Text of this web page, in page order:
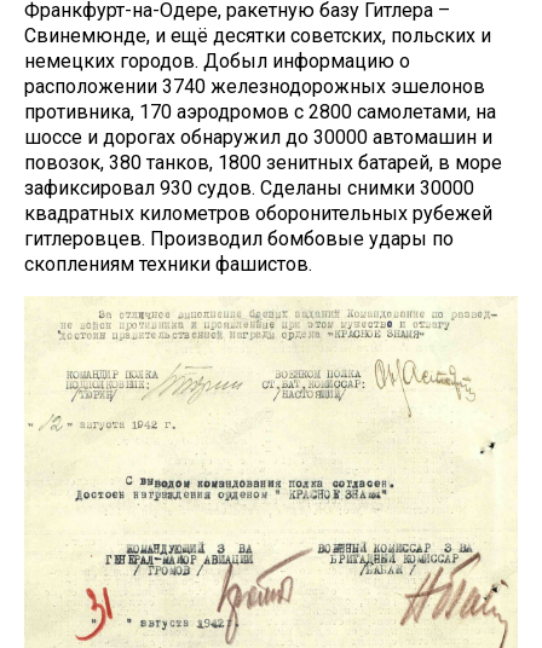
Франкфурт-на-Одере, ракетную базу Гитлера –
Свинемюнде, и ещё десятки советских, польских и
немецких городов. Добыл информацию о
расположении 3740 железнодорожных эшелонов
противника, 170 аэродромов с 2800 самолетами, на
шоссе и дорогах обнаружил до 30000 автомашин и
повозок, 380 танков, 1800 зенитных батарей, в море
зафиксировал 930 судов. Сделаны снимки 30000
квадратных километров оборонительных рубежей
гитлеровцев. Производил бомбовые удары по
скоплениям техники фашистов.